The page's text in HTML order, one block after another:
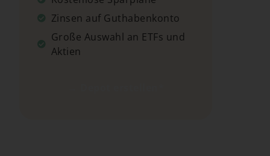
Zinsen auf Guthabenkonto
Große Auswahl an ETFs und
Aktien